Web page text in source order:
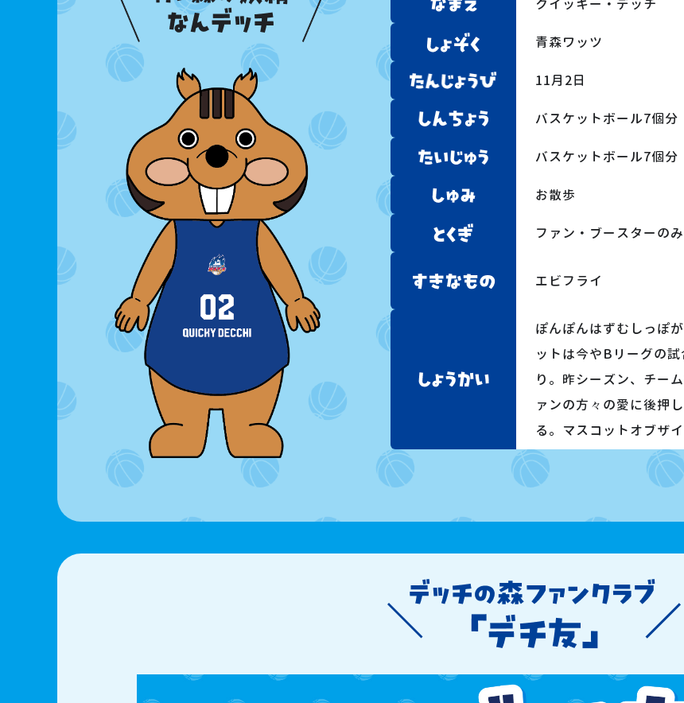
クイッキー・デッチ
青森ワッツ
11月2日
バスケットボール7個分
バスケットボール7個分
お散歩
ファン・ブースターの
エビフライ
ぽんぽんはずむしっぽ
ットは今やBリーグの
り。昨シーズン、チー
ァンの方々の愛に後押
る。マスコットオブザ